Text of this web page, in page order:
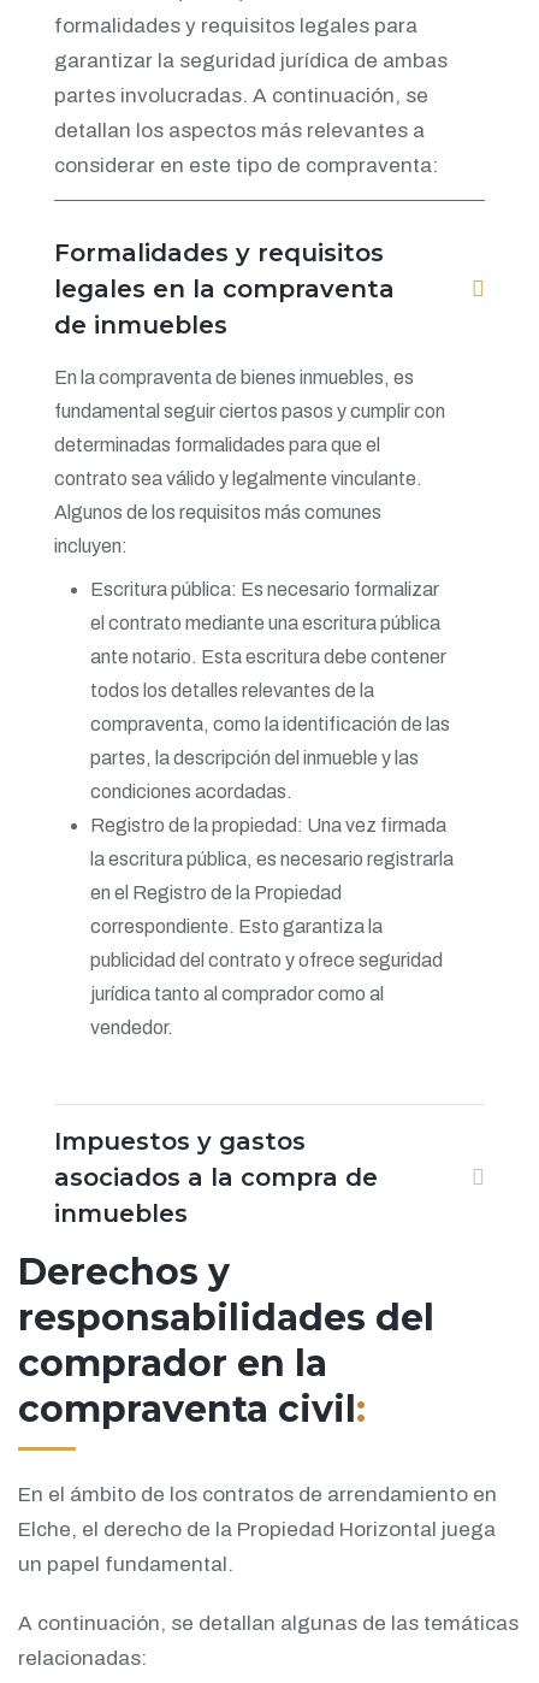
formalidades y requisitos legales para
garantizar la seguridad jurídica de ambas
partes involucradas. A continuación, se
detallan los aspectos más relevantes a
considerar en este tipo de compraventa:
Formalidades y requisitos
legales en la compraventa
de inmuebles
En la compraventa de bienes inmuebles, es
fundamental seguir ciertos pasos y cumplir con
determinadas formalidades para que el
contrato sea válido y legalmente vinculante.
Algunos de los requisitos más comunes
incluyen:
Escritura pública: Es necesario formalizar
el contrato mediante una escritura pública
ante notario. Esta escritura debe contener
todos los detalles relevantes de la
compraventa, como la identificación de las
partes, la descripción del inmueble y las
condiciones acordadas.
Registro de la propiedad: Una vez firmada
la escritura pública, es necesario registrarla
en el Registro de la Propiedad
correspondiente. Esto garantiza la
publicidad del contrato y ofrece seguridad
jurídica tanto al comprador como al
vendedor.
Impuestos y gastos
asociados a la compra de
inmuebles
Derechos y
responsabilidades del
comprador en la
compraventa civil:
En el ámbito de los contratos de arrendamiento en
Elche, el derecho de la Propiedad Horizontal juega
un papel fundamental.
A continuación, se detallan algunas de las temáticas
relacionadas: